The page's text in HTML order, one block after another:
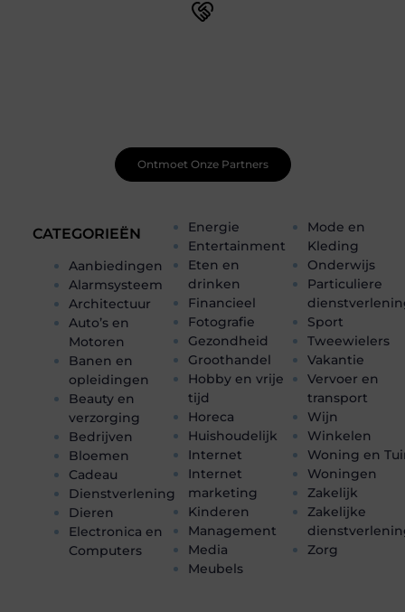
CATEGORIEËN
Aanbiedingen
Alarmsysteem
Architectuur
Auto’s en
Motoren
Banen en
opleidingen
Beauty en
verzorging
Bedrijven
Bloemen
Cadeau
Dienstverlening
Dieren
Electronica en
Computers
Energie
Entertainment
Eten en
drinken
Financieel
Fotografie
Gezondheid
Groothandel
Hobby en vrije
tijd
Horeca
Huishoudelijk
Internet
Internet
marketing
Kinderen
Management
Media
Meubels
Mode en
Kleding
Onderwijs
Particuliere
Sport
Tweewielers
Vakantie
Vervoer en
transport
Wijn
Winkelen
Woning en
Woningen
Zakelijk
Zakelijke
Zorg
Ontmoet Onze Partners